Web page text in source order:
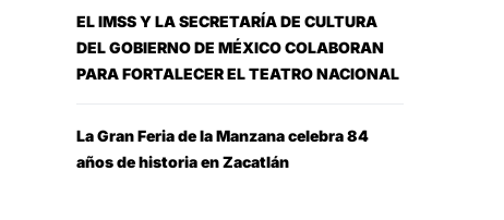
EL IMSS Y LA SECRETARÍA DE CULTURA
DEL GOBIERNO DE MÉXICO COLABORAN
PARA FORTALECER EL TEATRO NACIONAL
La Gran Feria de la Manzana celebra 84
años de historia en Zacatlán